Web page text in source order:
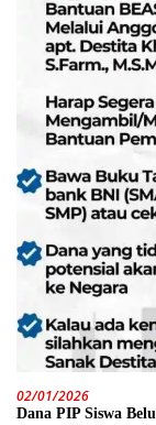
02/01/2026
Dana PIP Siswa